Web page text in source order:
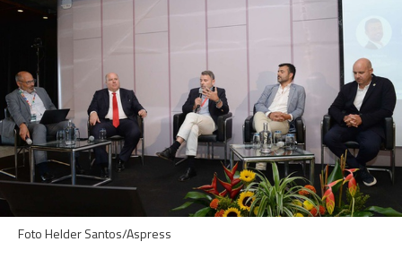
Foto Helder Santos/Aspress